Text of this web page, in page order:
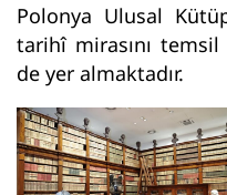
Polonya Ulusal
tarihî mirasını
de yer almaktadır.